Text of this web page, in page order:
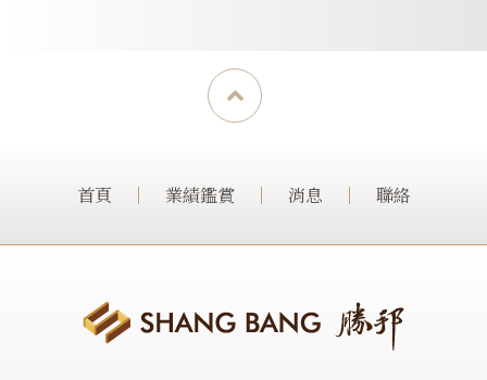
首頁 業績鑑賞 消息 聯絡